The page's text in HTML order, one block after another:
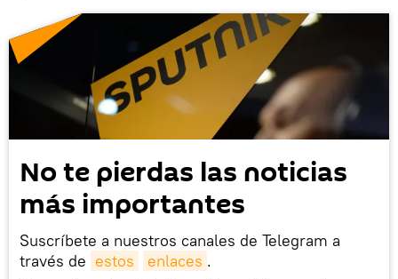
No te pierdas las noticias
más importantes
Suscríbete a nuestros canales de Telegram a
través de estos enlaces .